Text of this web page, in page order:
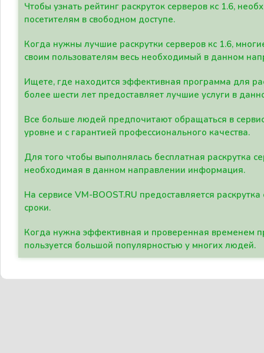
Чтобы узнать рейтинг раскруток серверов кс 1.6,
посетителям в свободном доступе.
Когда нужны лучшие раскрутки серверов кс 1.6,
своим пользователям весь необходимый в данном
Ищете, где находится эффективная программа для
более шести лет предоставляет лучшие услуги в
Все больше людей предпочитают обращаться в
уровне и с гарантией профессионального качества.
Для того чтобы выполнялась бесплатная раскрутка
необходимая в данном направлении информация.
На сервисе VM-BOOST.RU предоставляется
сроки.
Когда нужна эффективная и проверенная временем
пользуется большой популярностью у многих людей.